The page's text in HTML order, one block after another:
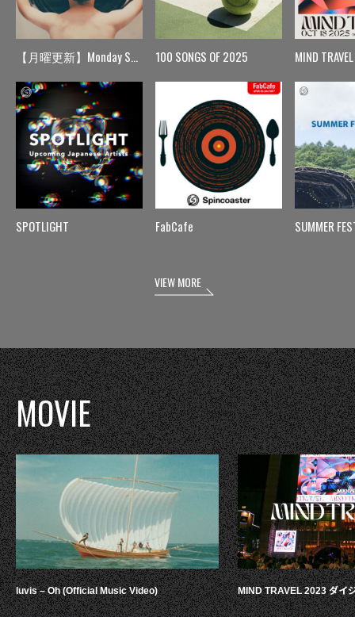
【月曜更新】Monday Spin
SPOTLIGHT
100 SONGS OF 2025
FabCafe
MIND TRAVEL
SUMMER
VIEW MORE
MOVIE
luvis – Oh (Official Music Video) MIND TRAVEL 2023 ダイ